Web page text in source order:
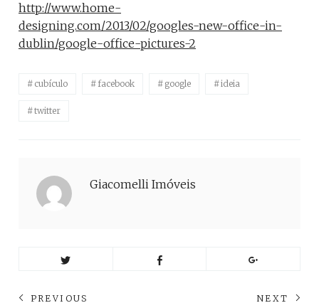
http://www.home-
designing.com/2013/02/googles-new-office-in-
dublin/google-office-pictures-2
cubículo facebook google ideia
twitter
Giacomelli Imóveis
Navegação
PREVIOUS NEXT